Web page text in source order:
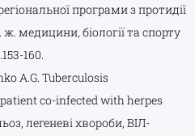
програми з протидії
медицини, біології та спорту
160.
A.G. Tuberculosis
co-infected with herpes
легеневі хвороби, ВІЛ-